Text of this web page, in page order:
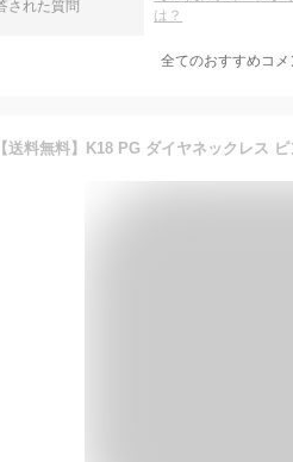
された質問
は？
全てのおすすめコメ